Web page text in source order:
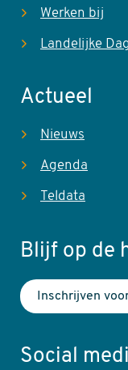
Werken bij
Landelijke Dag
Actueel
Nieuws
Agenda
Teldata
Blijf op de
Inschrijven
Social